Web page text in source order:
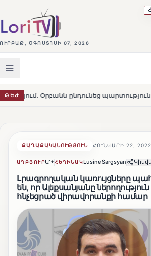
ՈՒՐԲԱԹ, ՕԳՈՍՏՈՍԻ 07, 2026
ԹԵԺ
ընդունեց պարտությունը HOT Մարթա
ՔԱՂԱՔԱԿԱՆՈՒԹՅՈՒՆ ՀՈՒՆՎԱՐԻ 22,
ԱՂԲՅՈՒՐԱ1+ՀԵՂԻՆԱԿLusine Sargsyan
Լրագրողական կառույցները
են, որ Ալեքսանյանը
հնչեցրած վիրավորանքի համար